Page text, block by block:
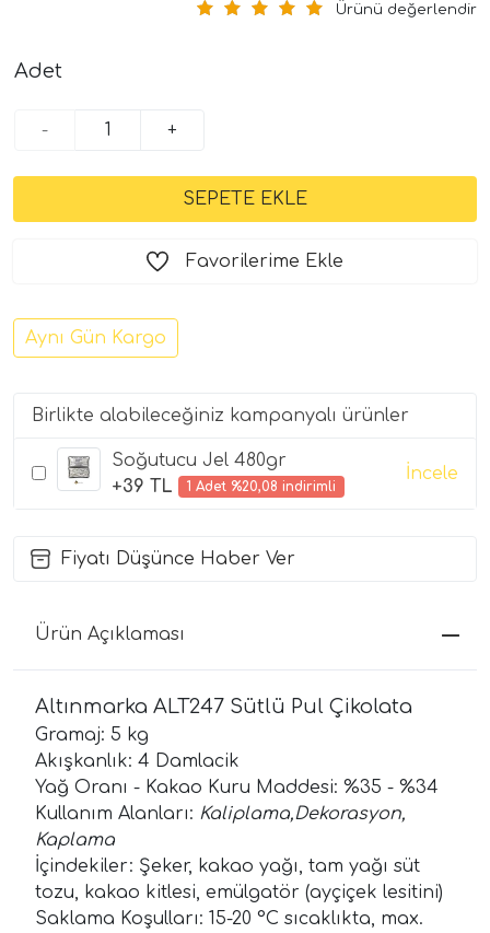
Ürünü değerlendir
Adet
- +
Favorilerime Ekle
Aynı Gün Kargo
Birlikte alabileceğiniz kampanyalı ürünler
Soğutucu Jel 480gr
+39 TL
1 Adet %20,08 indirimli
İncele
Fiyatı Düşünce Haber Ver
Ürün Açıklaması
Altınmarka ALT247 Sütlü Pul Çikolata
Gramaj: 5 kg
Akışkanlık: 4 Damlacik
Yağ Oranı - Kakao Kuru Maddesi: %35 - %34
Kullanım Alanları: Kaliplama,Dekorasyon,
Kaplama
İçindekiler: Şeker, kakao yağı, tam yağı süt
tozu, kakao kitlesi, emülgatör (ayçiçek lesitini)
Saklama Koşulları: 15-20 °C sıcaklıkta, max.